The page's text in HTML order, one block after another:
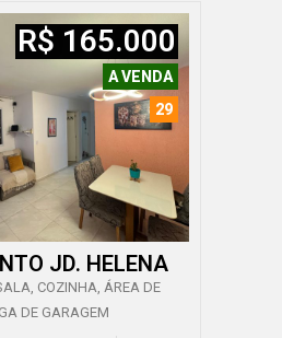
A VENDA
29
R$ 165.000
JD. HELENA
COZINHA, ÁREA DE
DE GARAGEM